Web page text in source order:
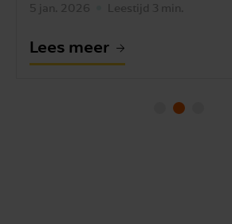
5 jan. 2026 Leestijd 3 min.
Lees meer